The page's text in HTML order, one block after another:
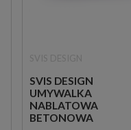
SVIS DESIGN
UMYWALKA
NABLATOWA
BETONOWA